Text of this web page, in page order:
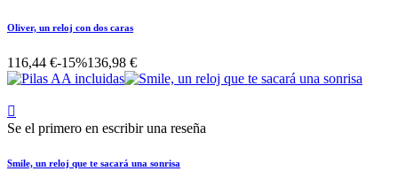
Oliver, un reloj con dos caras
116,44 €-15%136,98 €

Se el primero en escribir una reseña
Smile, un reloj que te sacará una sonrisa